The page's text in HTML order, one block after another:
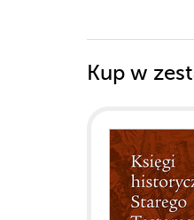
Kup w